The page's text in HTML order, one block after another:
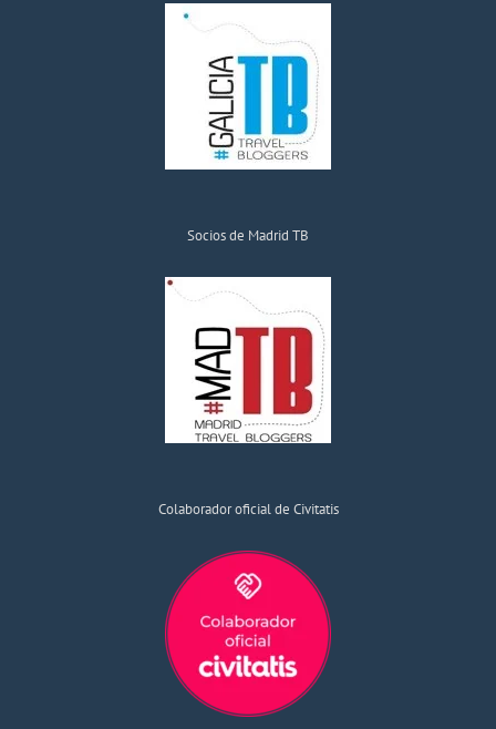
Socios de Madrid TB
Colaborador oficial de Civitatis